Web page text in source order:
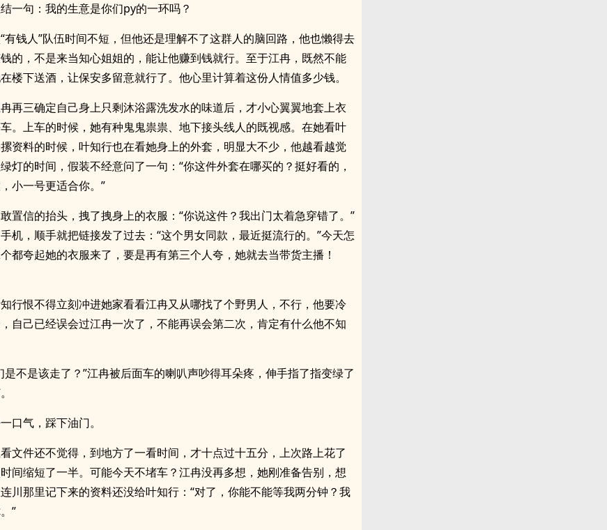
一句：我的生意是你们py的一环吗？
有钱人”队伍时间不短，但他还是理解不了这群人的脑回路，他也懒得去
的，不是来当知心姐姐的，能让他赚到钱就行。至于江冉，既然不能
楼下送酒，让保安多留意就行了。他心里计算着这份人情值多少钱。
再三确定自己身上只剩沐浴露洗发水的味道后，才小心翼翼地套上衣
。上车的时候，她有种鬼鬼祟祟、地下接头线人的既视感。在她看叶
资料的时候，叶知行也在看她身上的外套，明显大不少，他越看越觉
灯的时间，假装不经意问了一句：“你这件外套在哪买的？挺好看的，
小一号更适合你。”
置信的抬头，拽了拽身上的衣服：“你说这件？我出门太着急穿错了。”
机，顺手就把链接发了过去：“这个男女同款，最近挺流行的。”今天怎
都夸起她的衣服来了，要是再有第三个人夸，她就去当带货主播！
行恨不得立刻冲进她家看看江冉又从哪找了个野男人，不行，他要冷
自己已经误会过江冉一次了，不能再误会第二次，肯定有什么他不知
是不是该走了？”江冉被后面车的喇叭声吵得耳朵疼，伸手指了指变绿了
口气，踩下油门。
文件还不觉得，到地方了一看时间，才十点过十五分，上次路上花了
间缩短了一半。可能今天不堵车？江冉没再多想，她刚准备告别，想
川那里记下来的资料还没给叶知行：“对了，你能不能等我两分钟？我
”